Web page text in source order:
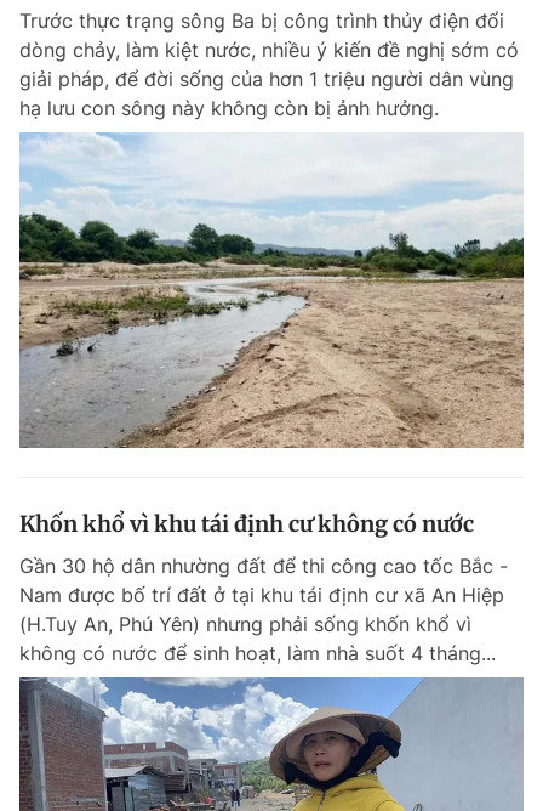
Trước thực trạng sông Ba bị công trình thủy điện đổi
dòng chảy, làm kiệt nước, nhiều ý kiến đề nghị sớm có
giải pháp, để đời sống của hơn 1 triệu người dân vùng
hạ lưu con sông này không còn bị ảnh hưởng.
Khốn khổ vì khu tái định cư không có nước
Gần 30 hộ dân nhường đất để thi công cao tốc Bắc -
Nam được bố trí đất ở tại khu tái định cư xã An Hiệp
(H.Tuy An, Phú Yên) nhưng phải sống khốn khổ vì
không có nước để sinh hoạt, làm nhà suốt 4 tháng...